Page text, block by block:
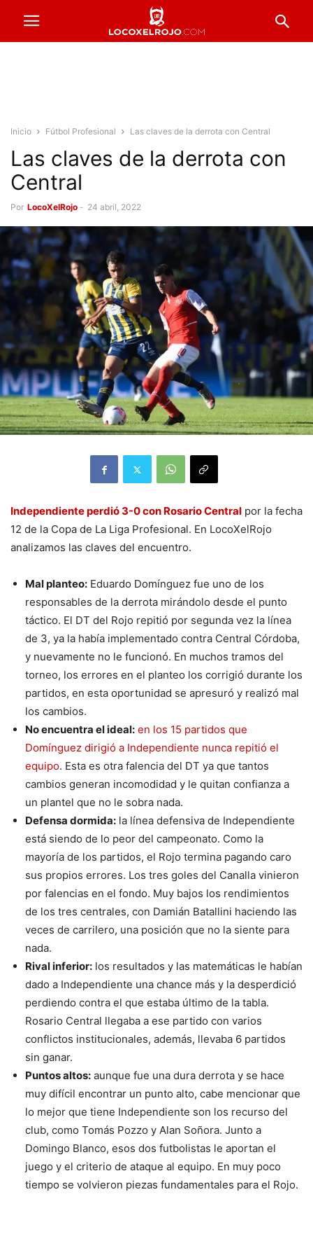
Inicio Fútbol Profesional Las claves de la derrota con Central
Las claves de la derrota con
Central
Por LocoXelRojo - 24 abril, 2022
Independiente perdió 3-0 con Rosario Central por la fecha
12 de la Copa de La Liga Profesional. En LocoXelRojo
analizamos las claves del encuentro.
Mal planteo: Eduardo Domínguez fue uno de los
responsables de la derrota mirándolo desde el punto
táctico. El DT del Rojo repitió por segunda vez la línea
de 3, ya la había implementado contra Central Córdoba,
y nuevamente no le funcionó. En muchos tramos del
torneo, los errores en el planteo los corrigió durante los
partidos, en esta oportunidad se apresuró y realizó mal
los cambios.
No encuentra el ideal: en los 15 partidos que
Domínguez dirigió a Independiente nunca repitió el
equipo. Esta es otra falencia del DT ya que tantos
cambios generan incomodidad y le quitan confianza a
un plantel que no le sobra nada.
Defensa dormida: la línea defensiva de Independiente
está siendo de lo peor del campeonato. Como la
mayoría de los partidos, el Rojo termina pagando caro
sus propios errores. Los tres goles del Canalla vinieron
por falencias en el fondo. Muy bajos los rendimientos
de los tres centrales, con Damián Batallini haciendo las
veces de carrilero, una posición que no la siente para
nada.
Rival inferior: los resultados y las matemáticas le habían
dado a Independiente una chance más y la desperdició
perdiendo contra el que estaba último de la tabla.
Rosario Central llegaba a ese partido con varios
conflictos institucionales, además, llevaba 6 partidos
sin ganar.
Puntos altos: aunque fue una dura derrota y se hace
muy difícil encontrar un punto alto, cabe mencionar que
lo mejor que tiene Independiente son los recurso del
club, como Tomás Pozzo y Alan Soñora. Junto a
Domingo Blanco, esos dos futbolistas le aportan el
juego y el criterio de ataque al equipo. En muy poco
tiempo se volvieron piezas fundamentales para el Rojo.